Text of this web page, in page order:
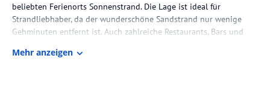
beliebten Ferienorts Sonnenstrand. Die Lage ist ideal für
Strandliebhaber, da der wunderschöne Sandstrand nur wenige
Gehminuten entfernt ist. Auch zahlreiche Restaurants, Bars und
Sie die Gegend erkunden möchten, bietet das Hotel eine gute
Mehr anzeigen